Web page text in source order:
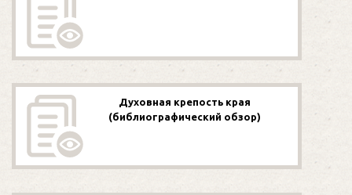
Духовная крепость края
(библиографический обзор)